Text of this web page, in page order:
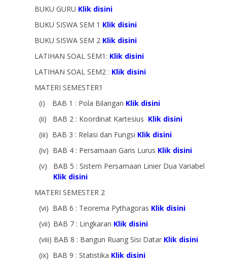
BUKU GURU Klik disini
BUKU SISWA SEM 1 Klik disini
BUKU SISWA SEM 2 Klik disini
LATIHAN SOAL SEM1: Klik disini
LATIHAN SOAL SEM2 : Klik disini
MATERI SEMESTER1
(i)
BAB 1 : Pola Bilangan Klik disini
(ii)
BAB 2 : Koordinat Kartesius Klik disini
(iii) BAB 3 : Relasi dan Fungsi Klik disini
(iv) BAB 4 : Persamaan Garis Lurus Klik disini
(v)
BAB 5 : Sistem Persamaan Linier Dua Variabel
Klik disini
MATERI SEMESTER 2
(vi) BAB 6 : Teorema Pythagoras Klik disini
(vii) BAB 7 : Lingkaran Klik disini
(viii) BAB 8 : Bangun Ruang Sisi Datar Klik disini
(ix) BAB 9 : Statistika Klik disini